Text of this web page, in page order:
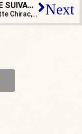
ARTICLE SUIVANT
Bernadette Chirac, l’héritière d’une lignée de serviteurs de la France Next